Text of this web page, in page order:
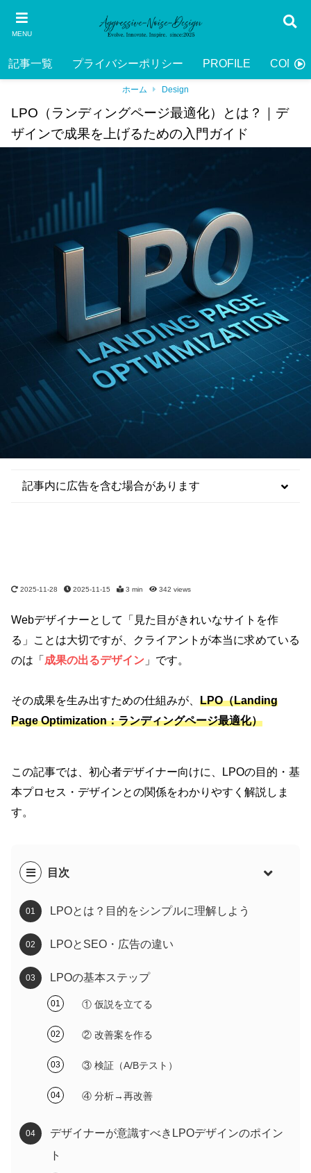
MENU
記事一覧 プライバシーポリシー PROFILE
ホーム Design
LPO（ランディングページ最適化）とは？｜デ
ザインで成果を上げるための入門ガイド
2025-11-28 2025-11-15 3 min 342 views
記事内に広告を含む場合があります
Webデザイナーとして「見た目がきれいなサイトを作
る」ことは大切ですが、クライアントが本当に求めている
のは「 成果の出るデザイン 」です。
その成果を生み出すための仕組みが、 LPO（Landing
Page Optimization：ランディングページ最適化）
この記事では、初心者デザイナー向けに、LPOの目的・基
本プロセス・デザインとの関係をわかりやすく解説しま
す。
目次
LPOとは？目的をシンプルに理解しよう
LPOとSEO・広告の違い
LPOの基本ステップ
① 仮説を立てる
② 改善案を作る
③ 検証（A/Bテスト）
④ 分析→再改善
デザイナーが意識すべきLPOデザインのポイン
ト